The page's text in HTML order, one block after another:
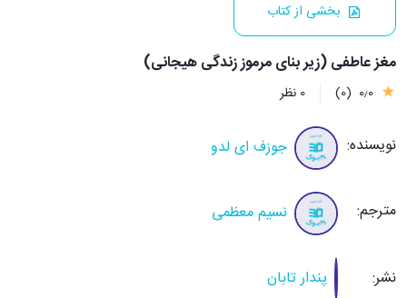
بخشی از کتاب
مغز عاطفی (زیر بنای مرموز زندگی هیجانی)
0٫0 (0) 0 نظر
نویسنده: جوزف ای لدو
مترجم: نسیم معظمی
نشر: پندار تابان